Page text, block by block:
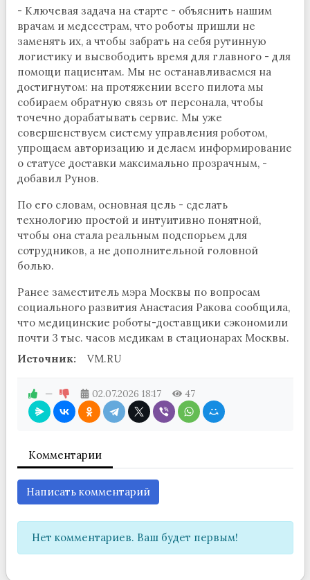
- Ключевая задача на старте - объяснить нашим
врачам и медсeстрам, что роботы пришли не
заменять их, а чтобы забрать на себя рутинную
логистику и высвободить время для главного - для
помощи пациентам. Мы не останавливаемся на
достигнутом: на протяжении всего пилота мы
собираем обратную связь от персонала, чтобы
точечно дорабатывать сервис. Мы уже
совершенствуем систему управления роботом,
упрощаем авторизацию и делаем информирование
о статусе доставки максимально прозрачным, -
добавил Рунов.
По его словам, основная цель - сделать
технологию простой и интуитивно понятной,
чтобы она стала реальным подспорьем для
сотрудников, а не дополнительной головной
болью.
Ранее заместитель мэра Москвы по вопросам
социального развития Анастасия Ракова сообщила,
что медицинские роботы-доставщики сэкономили
почти 3 тыс. часов медикам в стационарах Москвы.
Источник:
VM.RU
— 02.07.2026 18:17 47
Комментарии
Написать комментарий
Нет комментариев. Ваш будет первым!